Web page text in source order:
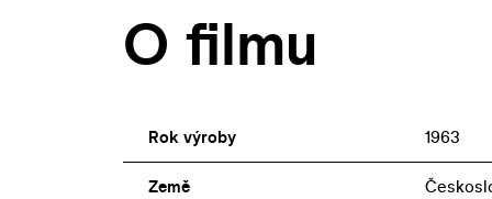
O filmu
Rok výroby 1963
Země